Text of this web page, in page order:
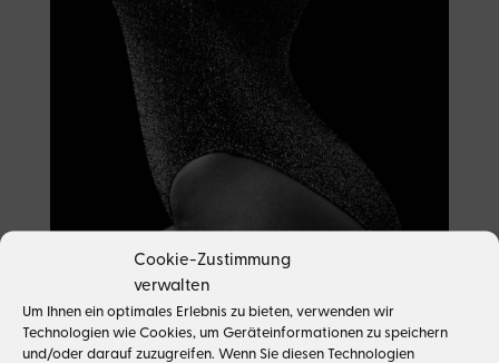
Cookie-Zustimmung
verwalten
Um Ihnen ein optimales Erlebnis zu bieten, verwenden wir
Technologien wie Cookies, um Geräteinformationen zu speichern
und/oder darauf zuzugreifen. Wenn Sie diesen Technologien
19 Apr. 2022 Media & Entertainment Urheberrecht